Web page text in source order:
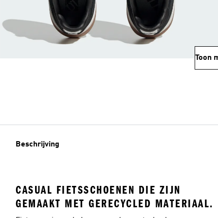
Toon
Beschrijving
CASUAL FIETSSCHOENEN DIE ZIJN
GEMAAKT MET GERECYCLED MATERIAAL.